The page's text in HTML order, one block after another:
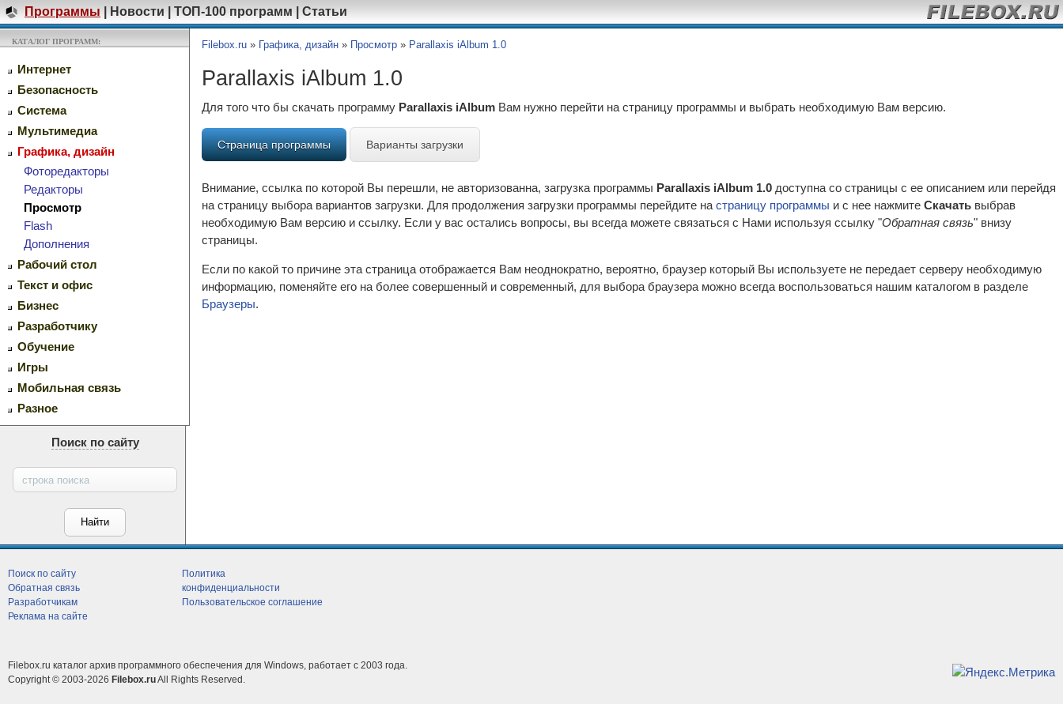
Программы Новости ТОП-100 программ Статьи
КАТАЛОГ ПРОГРАММ:
Интернет
Безопасность
Система
Мультимедиа
Графика, дизайн
Фоторедакторы
Редакторы
Просмотр
Flash
Дополнения
Рабочий стол
Текст и офис
Бизнес
Разработчику
Обучение
Игры
Мобильная связь
Разное
Поиск по сайту
Filebox.ru » Графика, дизайн » Просмотр » Parallaxis iAlbum 1.0
Parallaxis iAlbum 1.0
Для того что бы скачать программу Parallaxis iAlbum Вам нужно перейти на страницу программы и выбрать необходимую Вам версию.
Страница программы Варианты загрузки
Внимание, ссылка по которой Вы перешли, не авторизованна, загрузка программы Parallaxis iAlbum 1.0 доступна со страницы с ее описанием или перейдя
на страницу выбора вариантов загрузки. Для продолжения загрузки программы перейдите на страницу программы и с нее нажмите Скачать выбрав
необходимую Вам версию и ссылку. Если у вас остались вопросы, вы всегда можете связаться с Нами используя ссылку "Обратная связь" внизу
страницы.
Если по какой то причине эта страница отображается Вам неоднократно, вероятно, браузер который Вы используете не передает серверу необходимую
информацию, поменяйте его на более совершенный и современный, для выбора браузера можно всегда воспользоваться нашим каталогом в разделе
Браузеры.
Поиск по сайту
Обратная связь
Разработчикам
Реклама на сайте
Политика
конфиденциальности
Пользовательское соглашение
Filebox.ru каталог архив программного обеспечения для Windows, работает с 2003 года.
Copyright © 2003-2026 Filebox.ruAll Rights Reserved.